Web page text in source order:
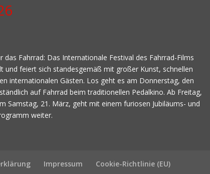
das Fahrrad: Das Internationale Festival des Fahrrad-Films
und feiert sich standesgemäß mit großer Kunst, schnellen
internationalen Gästen. Los geht es am Donnerstag, den
auf Fahrrad beim traditionellen Pedalkino. Ab Freitag,
Samstag, 21. März, geht mit einem furiosen Jubiläums- und
weiter.
Impressum Cookie-Richtlinie (EU)